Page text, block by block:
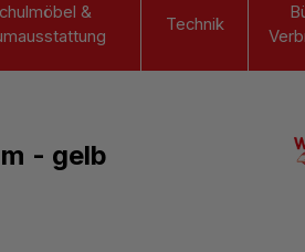
&
Technik
- gelb